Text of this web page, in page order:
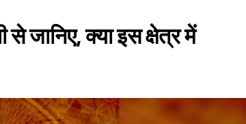
जानिए, क्या इस क्षेत्र में